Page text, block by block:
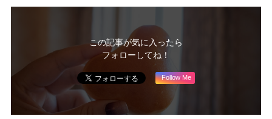
この記事が気に入ったら
フォローしてね！
Follow Me